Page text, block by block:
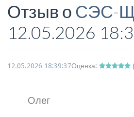
Красота Здоровье Остальное
Отзыв о СЭС-
12.05.2026
12.05.2026 18:39:37Оценка: (
Олег